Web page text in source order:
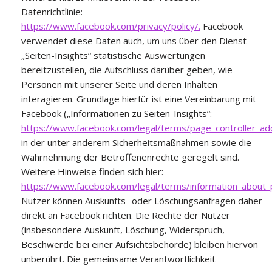
Datenrichtlinie:
https://www.facebook.com/privacy/policy/. Facebook
verwendet diese Daten auch, um uns über den Dienst
„Seiten-Insights“ statistische Auswertungen
bereitzustellen, die Aufschluss darüber geben, wie
Personen mit unserer Seite und deren Inhalten
interagieren. Grundlage hierfür ist eine Vereinbarung mit
Facebook („Informationen zu Seiten-Insights“:
https://www.facebook.com/legal/terms/
in der unter anderem Sicherheitsmaßnahmen sowie die
Wahrnehmung der Betroffenenrechte geregelt sind.
Weitere Hinweise finden sich hier:
https://www.facebook.com/legal/terms/
Nutzer können Auskunfts- oder Löschungsanfragen daher
direkt an Facebook richten. Die Rechte der Nutzer
(insbesondere Auskunft, Löschung, Widerspruch,
Beschwerde bei einer Aufsichtsbehörde) bleiben hiervon
unberührt. Die gemeinsame Verantwortlichkeit